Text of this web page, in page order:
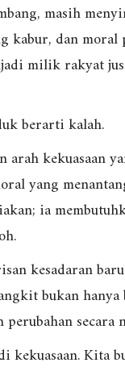
masih
kabur, dan moral
milik rakyat
berarti kalah.
kekuasaan
yang
ia
kesadaran
bukan
secara
Kita